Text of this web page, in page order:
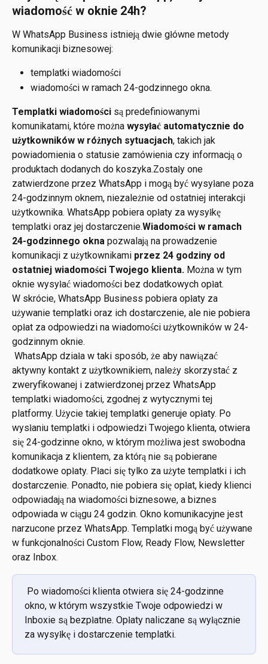
wiadomość w oknie 24h?
W WhatsApp Business istnieją dwie główne metody
komunikacji biznesowej:
templatki wiadomości
wiadomości w ramach 24-godzinnego okna.
Templatki wiadomości są predefiniowanymi
komunikatami, które można wysyłać automatycznie do
użytkowników w różnych sytuacjach, takich jak
powiadomienia o statusie zamówienia czy informacją o
produktach dodanych do koszyka.Zostały one
zatwierdzone przez WhatsApp i mogą być wysyłane poza
24-godzinnym oknem, niezależnie od ostatniej interakcji
użytkownika. WhatsApp pobiera opłaty za wysyłkę
templatki oraz jej dostarczenie.Wiadomości w ramach
24-godzinnego okna pozwalają na prowadzenie
komunikacji z użytkownikami przez 24 godziny od
ostatniej wiadomości Twojego klienta. Można w tym
oknie wysyłać wiadomości bez dodatkowych opłat.
W skrócie, WhatsApp Business pobiera opłaty za
używanie templatki oraz ich dostarczenie, ale nie pobiera
opłat za odpowiedzi na wiadomości użytkowników w 24-
godzinnym oknie.
aktywny kontakt z użytkownikiem, należy skorzystać z
zweryfikowanej i zatwierdzonej przez WhatsApp
templatki wiadomości, zgodnej z wytycznymi tej
platformy. Użycie takiej templatki generuje opłaty. Po
wysłaniu templatki i odpowiedzi Twojego klienta, otwiera
się 24-godzinne okno, w którym możliwa jest swobodna
komunikacja z klientem, za którą nie są pobierane
dodatkowe opłaty. Płaci się tylko za użyte templatki i ich
dostarczenie. Ponadto, nie pobiera się opłat, kiedy klienci
odpowiadają na wiadomości biznesowe, a biznes
odpowiada w ciągu 24 godzin. Okno komunikacyjne jest
narzucone przez WhatsApp. Templatki mogą być używane
w funkcjonalności Custom Flow, Ready Flow, Newsletter
oraz Inbox.
okno, w którym wszystkie Twoje odpowiedzi w
Inboxie są bezpłatne. Opłaty naliczane są wyłącznie
za wysyłkę i dostarczenie templatki.